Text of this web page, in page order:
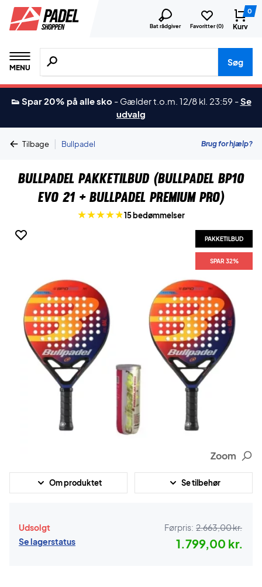
Bat rådgiver Favoritter (0)
0
Kurv
MENU
Søg efter produkter, mærker etc.
Søg
👟 Spar 20% på alle sko - Gælder t.o.m. 12/8 kl. 23:59 -Se
udvalg
Tilbage | Bullpadel Brug for hjælp?
Bullpadel Pakketilbud (Bullpadel BP10
Evo 21 + Bullpadel Premium Pro)
15 bedømmelser
PAKKETILBUD
SPAR 32%
Zoom
Om produktet Se tilbehør
Udsolgt
Se lagerstatus
Førpris: 2.663,00 kr.
1.799,00 kr.